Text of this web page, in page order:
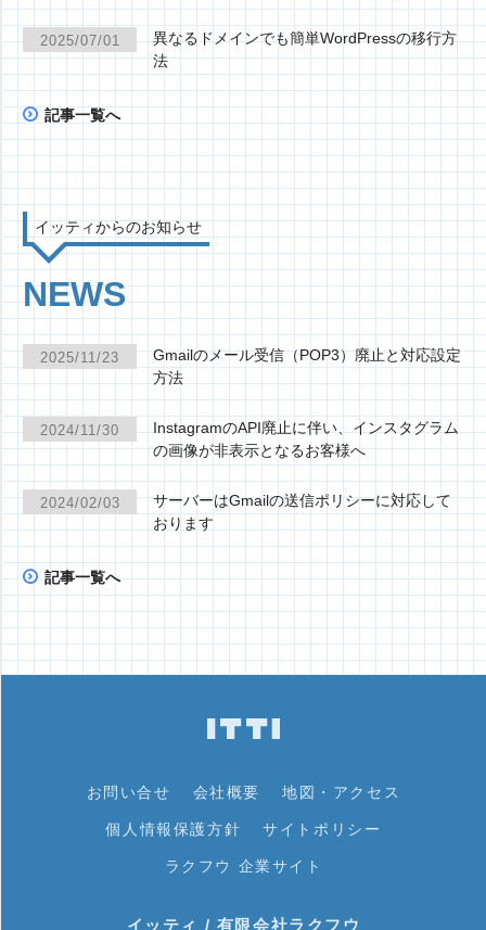
2025/07/01
異なるドメインでも簡単WordPressの移行方
法
記事一覧へ
イッティからのお知らせ
NEWS
2025/11/23
Gmailのメール受信（POP3）廃止と対応設定
方法
2024/11/30
InstagramのAPI廃止に伴い、インスタグラム
の画像が非表示となるお客様へ
2024/02/03
サーバーはGmailの送信ポリシーに対応して
おります
記事一覧へ
イッティ / 有限会社ラクフウ
お問い合せ 会社概要 地図・アクセス
個人情報保護方針 サイトポリシー
ラクフウ 企業サイト